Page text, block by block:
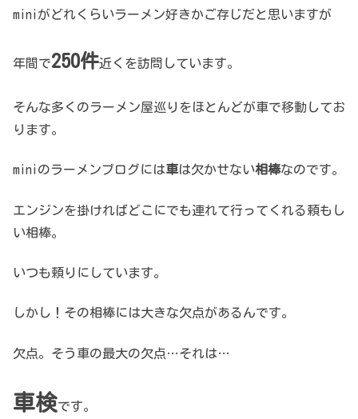
miniがどれくらいラーメン好きかご存じだと思いますが
年間で250件近くを訪問しています。
そんな多くのラーメン屋巡りをほとんどが車で移動してお
ります。
miniのラーメンブログには車は欠かせない相棒なのです。
エンジンを掛ければどこにでも連れて行ってくれる頼もし
い相棒。
いつも頼りにしています。
しかし！その相棒には大きな欠点があるんです。
欠点。そう車の最大の欠点…それは…
車検です。